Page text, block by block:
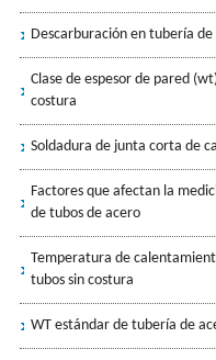
Descarburación en tubería
Clase de espesor de pared
costura
Soldadura de junta corta de
Factores que afectan la
de tubos de acero
Temperatura de
tubos sin costura
WT estándar de tubería de